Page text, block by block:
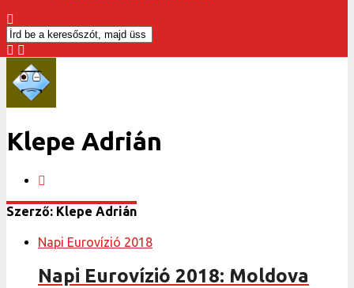
Klepe Adrián
Szerző: Klepe Adrián
Napi Eurovízió 2018
Napi Eurovízió 2018: Moldova